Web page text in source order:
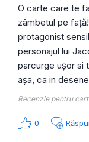
O carte care te
zâmbetul pe
protagonist
personajul lui
parcurge ușor si
așa, ca in
Recenzie pentru
0